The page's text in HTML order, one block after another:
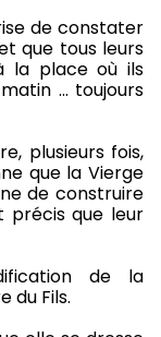
de constater
que tous leurs
la place où ils
... toujours
plusieurs fois,
que la Vierge
de construire
précis que leur
de la
du Fils.